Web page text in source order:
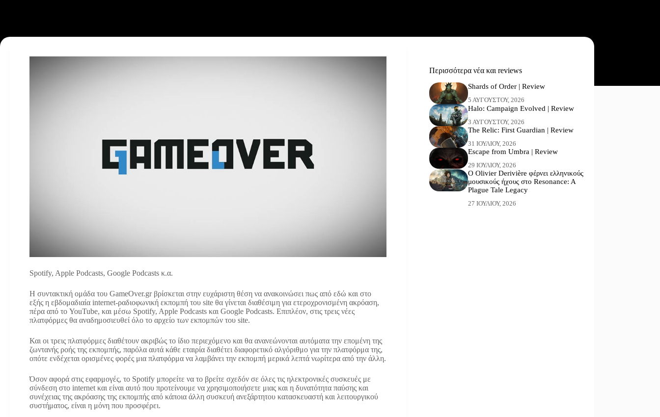
Spotify, Apple Podcasts, Google Podcasts κ.α.
Η συντακτική ομάδα του GameOver.gr βρίσκεται στην ευχάριστη θέση να ανακοινώσει πως από εδώ και στο
εξής η εβδομαδιαία internet-ραδιοφωνική εκπομπή του site θα γίνεται διαθέσιμη για ετεροχρονισμένη ακρόαση,
πέρα από το YouTube, και μέσω Spotify, Apple Podcasts και Google Podcasts. Επιπλέον, στις τρεις νέες
πλατφόρμες θα αναδημοσιευθεί όλο το αρχείο των εκπομπών του site.
Και οι τρεις πλατφόρμες διαθέτουν ακριβώς το ίδιο περιεχόμενο και θα ανανεώνονται αυτόματα την επομένη της
ζωντανής ροής της εκπομπής, παρόλα αυτά κάθε εταιρία διαθέτει διαφορετικό αλγόριθμο για την πλατφόρμα της,
οπότε ενδέχεται ορισμένες φορές μια πλατφόρμα να λαμβάνει την εκπομπή μερικά λεπτά νωρίτερα από την άλλη.
Όσον αφορά στις εφαρμογές, το Spotify μπορείτε να το βρείτε σχεδόν σε όλες τις ηλεκτρονικές συσκευές με
σύνδεση στο internet και είναι αυτό που προτείνουμε να χρησιμοποιήσετε μιας και η δυνατότητα παύσης και
συνέχειας της ακρόασης της εκπομπής από κάποια άλλη συσκευή ανεξάρτητου κατασκευαστή και λειτουργικού
συστήματος, είναι η μόνη που προσφέρει.
Περισσότερα νέα και reviews
Shards of Order | Review
5 ΑΥΓΟΎΣΤΟΥ, 2026
Halo: Campaign Evolved | Review
3 ΑΥΓΟΎΣΤΟΥ, 2026
The Relic: First Guardian | Review
31 ΙΟΥΛΊΟΥ, 2026
Escape from Umbra | Review
29 ΙΟΥΛΊΟΥ, 2026
Ο Olivier Derivière φέρνει ελληνικούς
μουσικούς ήχους στο Resonance: A
Plague Tale Legacy
27 ΙΟΥΛΊΟΥ, 2026